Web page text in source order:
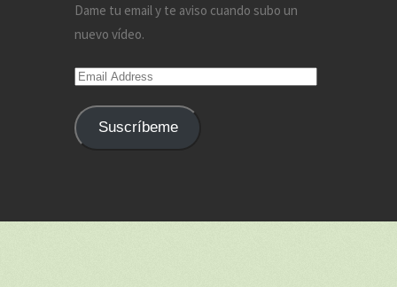
Dame tu email y te aviso cuando subo un
nuevo vídeo.
Email
Suscríbeme